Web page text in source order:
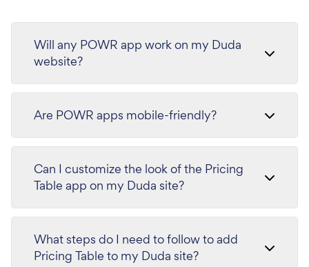
Will any POWR app work on my Duda
website?
Are POWR apps mobile-friendly?
Can I customize the look of the Pricing
Table app on my Duda site?
What steps do I need to follow to add
Pricing Table to my Duda site?